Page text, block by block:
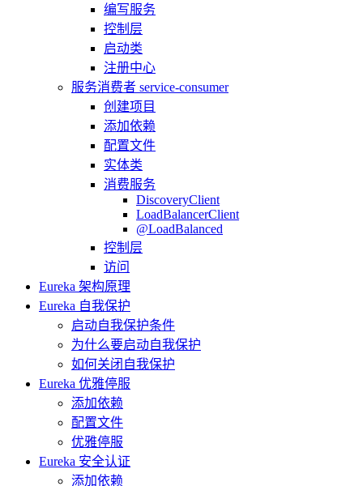
编写服务
控制层
启动类
注册中心
服务消费者 service-consumer
创建项目
添加依赖
配置文件
实体类
消费服务
DiscoveryClient
LoadBalancerClient
@LoadBalanced
控制层
访问
Eureka 架构原理
Eureka 自我保护
启动自我保护条件
为什么要启动自我保护
如何关闭自我保护
Eureka 优雅停服
添加依赖
配置文件
优雅停服
Eureka 安全认证
添加依赖